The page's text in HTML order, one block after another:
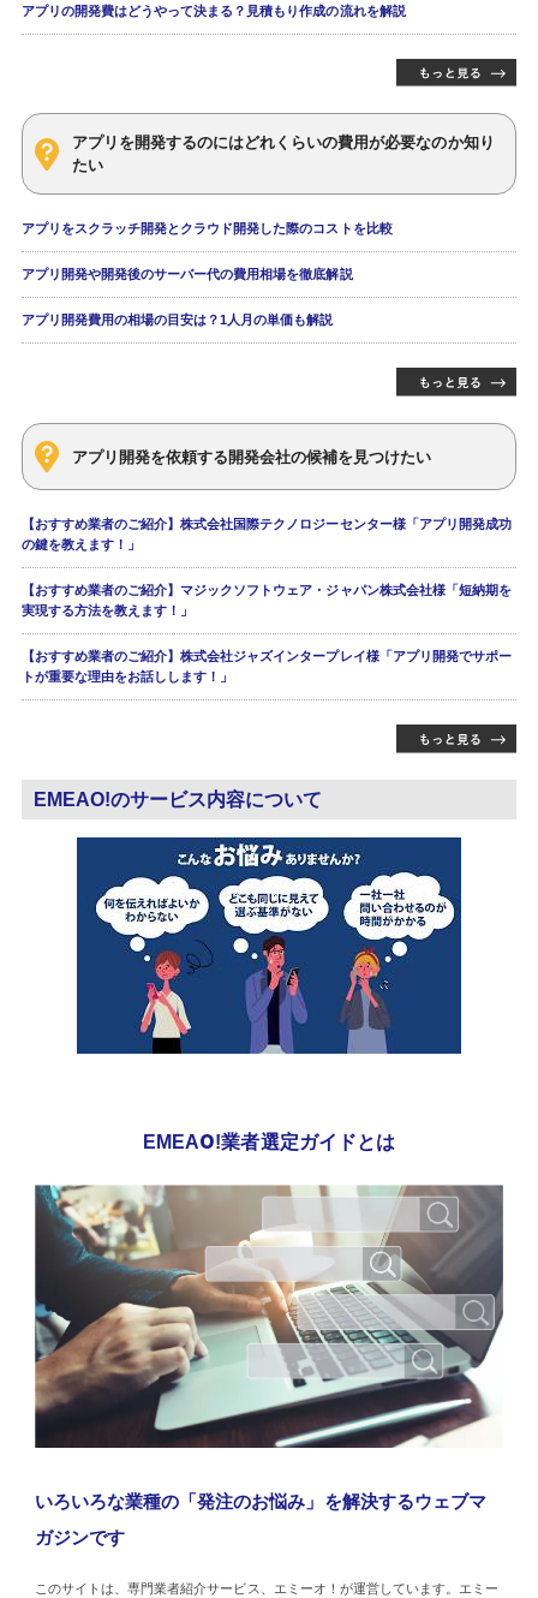
アプリの開発費はどうやって決まる？見積もり作成の流れを解説
アプリを開発するのにはどれくらいの費用が必要なのか知り
たい
アプリをスクラッチ開発とクラウド開発した際のコストを比較
アプリ開発や開発後のサーバー代の費用相場を徹底解説
アプリ開発費用の相場の目安は？1人月の単価も解説
アプリ開発を依頼する開発会社の候補を見つけたい
【おすすめ業者のご紹介】株式会社国際テクノロジーセンター様「アプリ開発成功
の鍵を教えます！」
【おすすめ業者のご紹介】マジックソフトウェア・ジャパン株式会社様「短納期を
実現する方法を教えます！」
【おすすめ業者のご紹介】株式会社ジャズインタープレイ様「アプリ開発でサポー
トが重要な理由をお話しします！」
EMEAO!のサービス内容について
EMEAO!業者選定ガイドとは
いろいろな業種の「発注のお悩み」を解決するウェブマ
ガジンです
このサイトは、専門業者紹介サービス、エミーオ！が運営しています。エミー